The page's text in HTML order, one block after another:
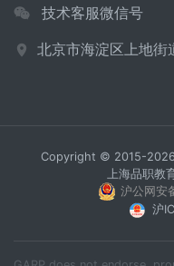
技术客服微信号
北京市海淀区上地街
沪公网安
沪
Copyright © 2015-2026
上海品职教